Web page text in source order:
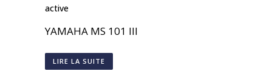
YAMAHA MS 101 III
LIRE LA SUITE